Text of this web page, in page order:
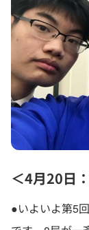
＜4月20日
●いよいよ第5